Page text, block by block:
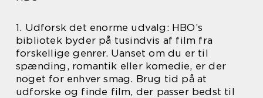
1. Udforsk det enorme udvalg: HBO’s
bibliotek byder på tusindvis af film fra
forskellige genrer. Uanset om du er til
spænding, romantik eller komedie, er der
noget for enhver smag. Brug tid på at
udforske og finde film, der passer bedst til